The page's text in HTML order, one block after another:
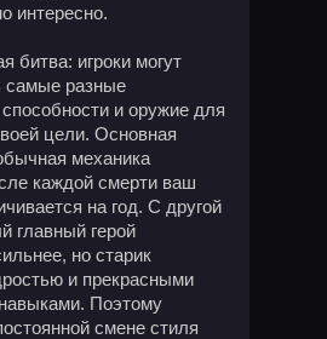
интересно.
битва: игроки могут
самые разные
и оружие для
цели. Основная
механика
каждой смерти ваш
на год. С другой
главный герой
но старик
и прекрасными
Поэтому
смене стиля